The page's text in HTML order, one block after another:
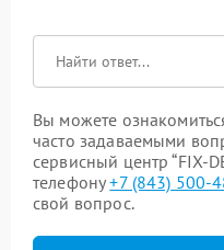
Вы можете
часто задаваемыми
сервисный центр “FIX-
телефону+7 (843) 500-
свой вопрос.